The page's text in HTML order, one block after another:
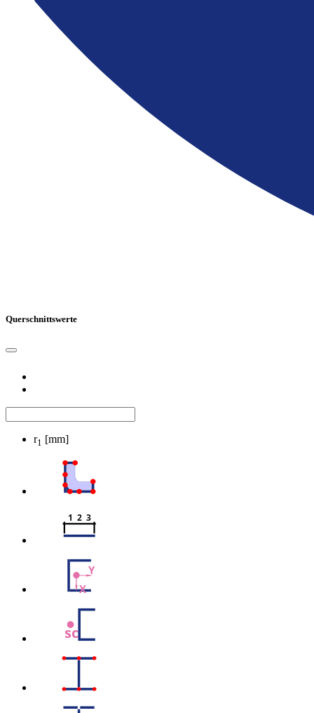
Querschnittswerte
r1 [mm]
1  2  3
Y
X
sc